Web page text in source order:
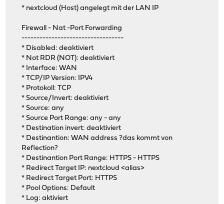
* nextcloud (Host) angelegt mit der LAN IP
Firewall - Nat -Port Forwarding
----------------------------------
* Disabled: deaktiviert
* Not RDR (NOT): deaktiviert
* Interface: WAN
* TCP/IP Version: IPV4
* Protokoll: TCP
* Source/Invert: deaktiviert
* Source: any
* Source Port Range: any - any
* Destination invert: deaktiviert
* Destinantion: WAN address ?das kommt von
Reflection?
* Destinantion Port Range: HTTPS - HTTPS
* Redirect Target IP: nextcloud <alias>
* Redirect Target Port: HTTPS
* Pool Options: Default
* Log: aktiviert